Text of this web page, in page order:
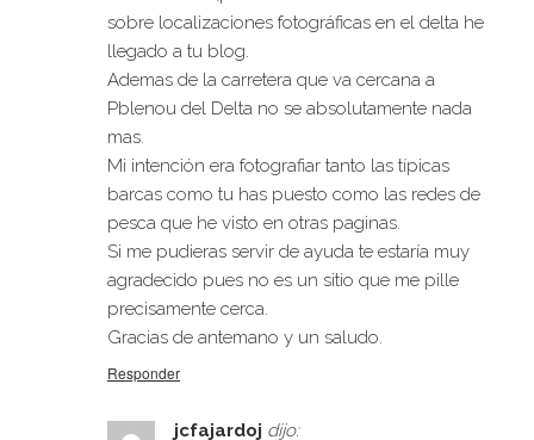
sobre localizaciones fotográficas en el delta he
llegado a tu blog.
Ademas de la carretera que va cercana a
Pblenou del Delta no se absolutamente nada
mas.
Mi intención era fotografiar tanto las típicas
barcas como tu has puesto como las redes de
pesca que he visto en otras paginas.
Si me pudieras servir de ayuda te estaría muy
agradecido pues no es un sitio que me pille
precisamente cerca.
Gracias de antemano y un saludo.
Responder
jcfajardoj dijo: